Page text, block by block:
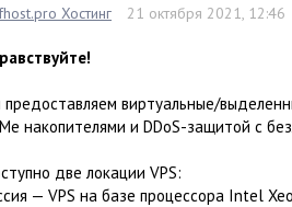
Хостинг 21 октября 2021, 12:46
виртуальные/
накопителями и DDoS-защитой с
две локации VPS:
— VPS на базе процессора Intel